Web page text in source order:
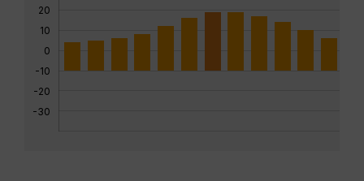
20
10
0
-10
-20
-30